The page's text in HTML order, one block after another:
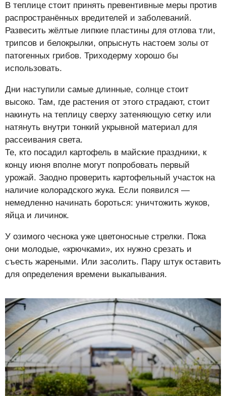
В теплице стоит принять превентивные меры против
распространённых вредителей и заболеваний.
Развесить жёлтые липкие пластины для отлова тли,
трипсов и белокрылки, опрыснуть настоем золы от
патогенных грибов. Триходерму хорошо бы
использовать.
Дни наступили самые длинные, солнце стоит
высоко. Там, где растения от этого страдают, стоит
накинуть на теплицу сверху затеняющую сетку или
натянуть внутри тонкий укрывной материал для
рассеивания света.
Те, кто посадил картофель в майские праздники, к
концу июня вполне могут попробовать первый
урожай. Заодно проверить картофельный участок на
наличие колорадского жука. Если появился —
немедленно начинать бороться: уничтожить жуков,
яйца и личинок.
У озимого чеснока уже цветоносные стрелки. Пока
они молодые, «крючками», их нужно срезать и
съесть жареными. Или засолить. Пару штук оставить
для определения времени выкапывания.